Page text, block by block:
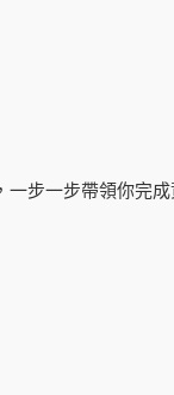
步一步帶領你完